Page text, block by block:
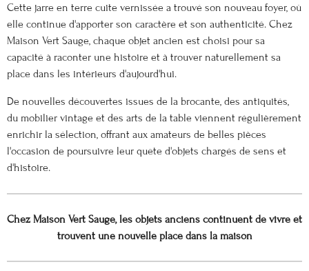
Cette jarre en terre cuite vernissée a trouvé son nouveau foyer, où
elle continue d'apporter son caractère et son authenticité. Chez
Maison Vert Sauge, chaque objet ancien est choisi pour sa
capacité à raconter une histoire et à trouver naturellement sa
place dans les intérieurs d'aujourd'hui.
De nouvelles découvertes issues de la brocante, des antiquités,
du mobilier vintage et des arts de la table viennent régulièrement
enrichir la sélection, offrant aux amateurs de belles pièces
l'occasion de poursuivre leur quête d'objets chargés de sens et
d'histoire.
Chez Maison Vert Sauge, les objets anciens continuent de vivre et
trouvent une nouvelle place dans la maison